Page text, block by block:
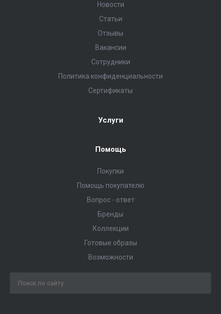
Новости
Статьи
Отзывы
Вакансии
Сотрудники
Политика конфиденциальности
Сертификаты
Услуги
Помощь
Покупки
Помощь покупателю
Вопрос - ответ
Бренды
Коллекции
Готовые образы
Возможности